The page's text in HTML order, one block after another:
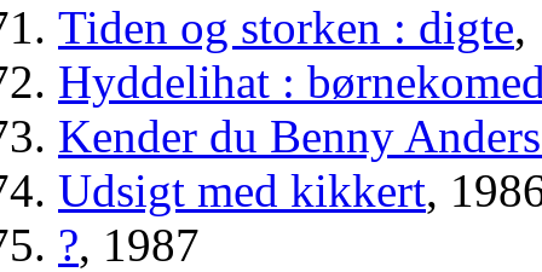
Tiden og storken : digte,
Hyddelihat :
Kender du Benny
Udsigt med kikkert,
?, 1987